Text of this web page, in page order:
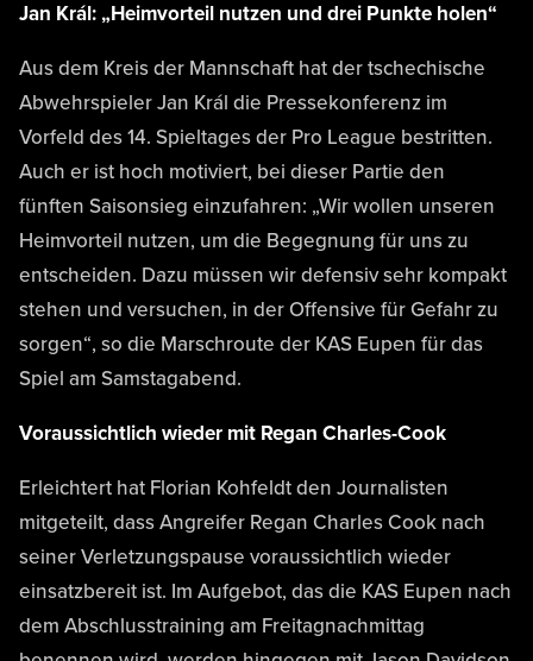
Jan Král: „Heimvorteil nutzen und drei Punkte holen“
Aus dem Kreis der Mannschaft hat der tschechische
Abwehrspieler Jan Král die Pressekonferenz im
Vorfeld des 14. Spieltages der Pro League bestritten.
Auch er ist hoch motiviert, bei dieser Partie den
fünften Saisonsieg einzufahren: „Wir wollen unseren
Heimvorteil nutzen, um die Begegnung für uns zu
entscheiden. Dazu müssen wir defensiv sehr kompakt
stehen und versuchen, in der Offensive für Gefahr zu
sorgen“, so die Marschroute der KAS Eupen für das
Spiel am Samstagabend.
Voraussichtlich wieder mit Regan Charles-Cook
Erleichtert hat Florian Kohfeldt den Journalisten
mitgeteilt, dass Angreifer Regan Charles Cook nach
seiner Verletzungspause voraussichtlich wieder
einsatzbereit ist. Im Aufgebot, das die KAS Eupen nach
dem Abschlusstraining am Freitagnachmittag